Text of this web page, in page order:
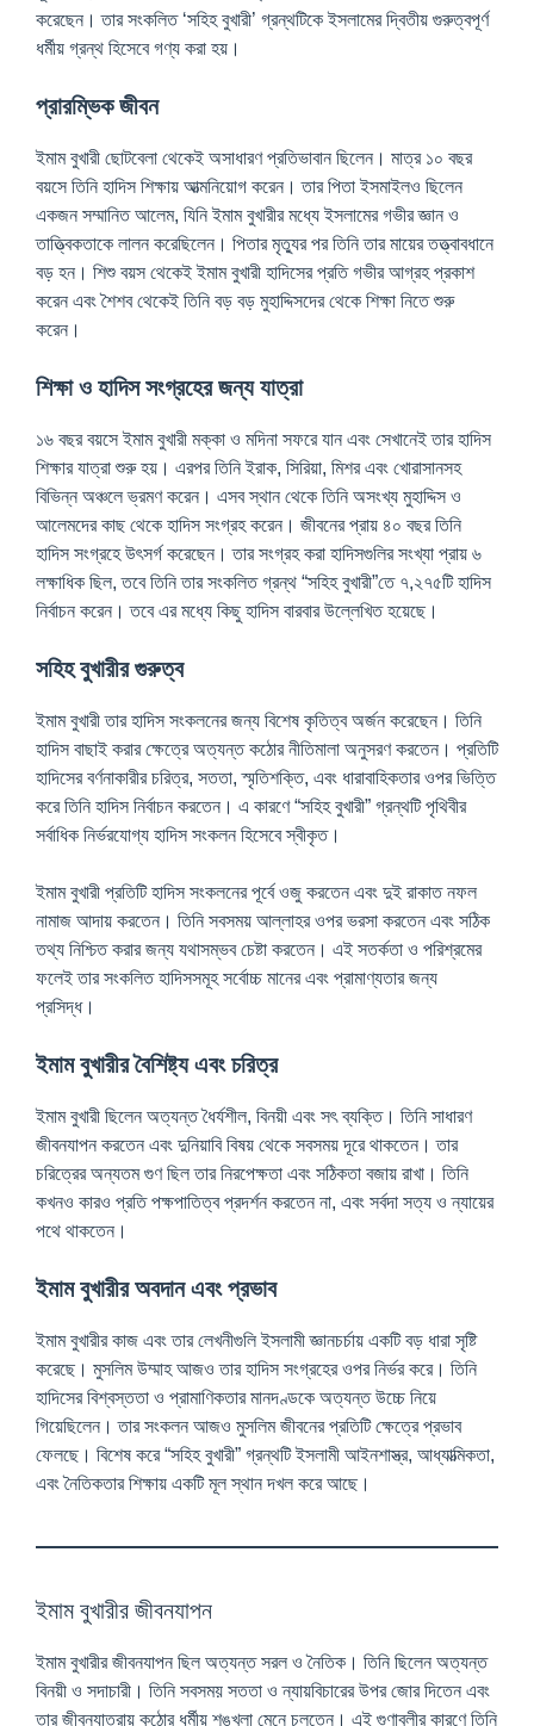
করেছেন। তার সংকলিত ‘সহিহ বুখারী’ গ্রন্থটিকে ইসলামের দ্বিতীয় গুরুত্বপূর্ণ
ধর্মীয় গ্রন্থ হিসেবে গণ্য করা হয়।
প্রারম্ভিক জীবন
ইমাম বুখারী ছোটবেলা থেকেই অসাধারণ প্রতিভাবান ছিলেন। মাত্র ১০ বছর
বয়সে তিনি হাদিস শিক্ষায় আত্মনিয়োগ করেন। তার পিতা ইসমাইলও ছিলেন
একজন সম্মানিত আলেম, যিনি ইমাম বুখারীর মধ্যে ইসলামের গভীর জ্ঞান ও
তাত্ত্বিকতাকে লালন করেছিলেন। পিতার মৃত্যুর পর তিনি তার মায়ের তত্ত্বাবধানে
বড় হন। শিশু বয়স থেকেই ইমাম বুখারী হাদিসের প্রতি গভীর আগ্রহ প্রকাশ
করেন এবং শৈশব থেকেই তিনি বড় বড় মুহাদ্দিসদের থেকে শিক্ষা নিতে শুরু
করেন।
শিক্ষা ও হাদিস সংগ্রহের জন্য যাত্রা
১৬ বছর বয়সে ইমাম বুখারী মক্কা ও মদিনা সফরে যান এবং সেখানেই তার হাদিস
শিক্ষার যাত্রা শুরু হয়। এরপর তিনি ইরাক, সিরিয়া, মিশর এবং খোরাসানসহ
বিভিন্ন অঞ্চলে ভ্রমণ করেন। এসব স্থান থেকে তিনি অসংখ্য মুহাদ্দিস ও
আলেমদের কাছ থেকে হাদিস সংগ্রহ করেন। জীবনের প্রায় ৪০ বছর তিনি
হাদিস সংগ্রহে উৎসর্গ করেছেন। তার সংগ্রহ করা হাদিসগুলির সংখ্যা প্রায় ৬
লক্ষাধিক ছিল, তবে তিনি তার সংকলিত গ্রন্থ “সহিহ বুখারী”তে ৭,২৭৫টি হাদিস
নির্বাচন করেন। তবে এর মধ্যে কিছু হাদিস বারবার উল্লেখিত হয়েছে।
সহিহ বুখারীর গুরুত্ব
ইমাম বুখারী তার হাদিস সংকলনের জন্য বিশেষ কৃতিত্ব অর্জন করেছেন। তিনি
হাদিস বাছাই করার ক্ষেত্রে অত্যন্ত কঠোর নীতিমালা অনুসরণ করতেন। প্রতিটি
হাদিসের বর্ণনাকারীর চরিত্র, সততা, স্মৃতিশক্তি, এবং ধারাবাহিকতার ওপর ভিত্তি
করে তিনি হাদিস নির্বাচন করতেন। এ কারণে “সহিহ বুখারী” গ্রন্থটি পৃথিবীর
সর্বাধিক নির্ভরযোগ্য হাদিস সংকলন হিসেবে স্বীকৃত।
ইমাম বুখারী প্রতিটি হাদিস সংকলনের পূর্বে ওজু করতেন এবং দুই রাকাত নফল
নামাজ আদায় করতেন। তিনি সবসময় আল্লাহর ওপর ভরসা করতেন এবং সঠিক
তথ্য নিশ্চিত করার জন্য যথাসম্ভব চেষ্টা করতেন। এই সতর্কতা ও পরিশ্রমের
ফলেই তার সংকলিত হাদিসসমূহ সর্বোচ্চ মানের এবং প্রামাণ্যতার জন্য
প্রসিদ্ধ।
ইমাম বুখারীর বৈশিষ্ট্য এবং চরিত্র
ইমাম বুখারী ছিলেন অত্যন্ত ধৈর্যশীল, বিনয়ী এবং সৎ ব্যক্তি। তিনি সাধারণ
জীবনযাপন করতেন এবং দুনিয়াবি বিষয় থেকে সবসময় দূরে থাকতেন। তার
চরিত্রের অন্যতম গুণ ছিল তার নিরপেক্ষতা এবং সঠিকতা বজায় রাখা। তিনি
কখনও কারও প্রতি পক্ষপাতিত্ব প্রদর্শন করতেন না, এবং সর্বদা সত্য ও ন্যায়ের
পথে থাকতেন।
ইমাম বুখারীর অবদান এবং প্রভাব
ইমাম বুখারীর কাজ এবং তার লেখনীগুলি ইসলামী জ্ঞানচর্চায় একটি বড় ধারা সৃষ্টি
করেছে। মুসলিম উম্মাহ আজও তার হাদিস সংগ্রহের ওপর নির্ভর করে। তিনি
হাদিসের বিশ্বস্ততা ও প্রামাণিকতার মানদণ্ডকে অত্যন্ত উচ্চে নিয়ে
গিয়েছিলেন। তার সংকলন আজও মুসলিম জীবনের প্রতিটি ক্ষেত্রে প্রভাব
ফেলছে। বিশেষ করে “সহিহ বুখারী” গ্রন্থটি ইসলামী আইনশাস্ত্র, আধ্যাত্মিকতা,
এবং নৈতিকতার শিক্ষায় একটি মূল স্থান দখল করে আছে।
ইমাম বুখারীর জীবনযাপন
ইমাম বুখারীর জীবনযাপন ছিল অত্যন্ত সরল ও নৈতিক। তিনি ছিলেন অত্যন্ত
বিনয়ী ও সদাচারী। তিনি সবসময় সততা ও ন্যায়বিচারের উপর জোর দিতেন এবং
তার জীবনযাত্রায় কঠোর ধর্মীয় শৃঙ্খলা মেনে চলতেন। এই গুণাবলীর কারণে তিনি